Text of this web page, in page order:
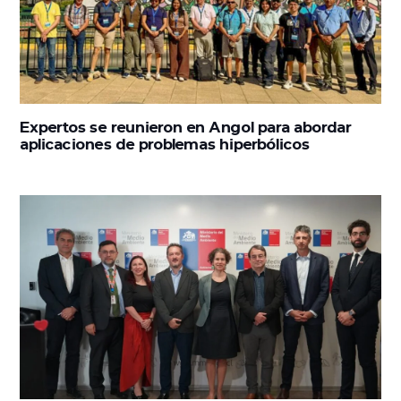
Expertos se reunieron en Angol para abordar
aplicaciones de problemas hiperbólicos